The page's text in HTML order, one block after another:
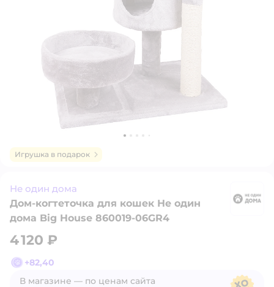
Игрушка в подарок
Не один дома
Дом-когтеточка для кошек Не один
дома Big House 860019-06GR4
4 120 ₽
+82,40
В магазине — по ценам сайта